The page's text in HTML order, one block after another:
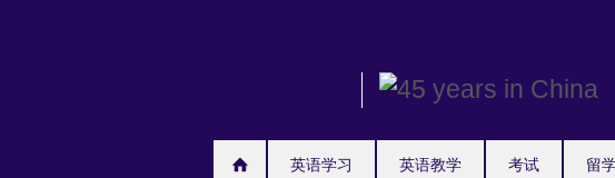
英语学习 英语教学 考试 留